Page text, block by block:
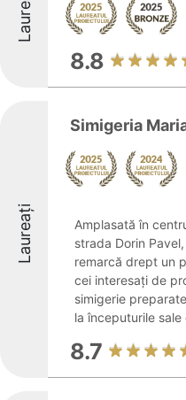
8.8
Laureați
Simigeria
Amplasată în
strada Dorin
remarcă drept un
cei interesați de
simigerie
la începuturile
8.7